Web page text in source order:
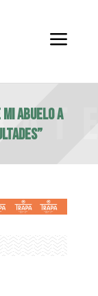
a
MI ABUELO A